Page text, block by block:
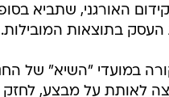
האורגני, שתביא
העסק בתוצאות המובילות.
במועדי "השיא" של
לאותת על מבצע,